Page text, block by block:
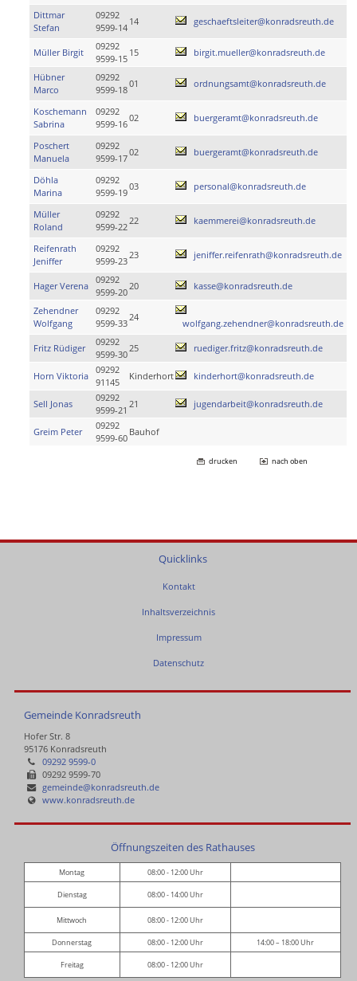
Dittmar
Stefan
09292
9599-14
14 geschaeftsleiter@konradsreuth.de
Müller Birgit
09292
9599-15
15 birgit.mueller@konradsreuth.de
Hübner
Marco
09292
9599-18
01 ordnungsamt@konradsreuth.de
Koschemann
Sabrina
09292
9599-16
02 buergeramt@konradsreuth.de
Poschert
Manuela
09292
9599-17
02 buergeramt@konradsreuth.de
Döhla
Marina
09292
9599-19
03 personal@konradsreuth.de
Müller
Roland
09292
9599-22
22 kaemmerei@konradsreuth.de
Reifenrath
Jeniffer
09292
9599-23
23 jeniffer.reifenrath@konradsreuth.de
Hager Verena
09292
9599-20
20 kasse@konradsreuth.de
Zehendner
Wolfgang
09292
9599-33
24
wolfgang.zehendner@konradsreuth.de
Fritz Rüdiger
09292
9599-30
25 ruediger.fritz@konradsreuth.de
Horn Viktoria
09292
91145
Kinderhort kinderhort@konradsreuth.de
Sell Jonas
09292
9599-21
21 jugendarbeit@konradsreuth.de
Greim Peter
09292
9599-60
Bauhof
drucken nach oben
Quicklinks
Kontakt
Inhaltsverzeichnis
Impressum
Datenschutz
Gemeinde Konradsreuth
Hofer Str. 8
95176 Konradsreuth
09292 9599-0
09292 9599-70
gemeinde@konradsreuth.de
www.konradsreuth.de
Öffnungszeiten des Rathauses
Montag 08:00 - 12:00 Uhr
Dienstag 08:00 - 14:00 Uhr
Mittwoch 08:00 - 12:00 Uhr
Donnerstag 08:00 - 12:00 Uhr 14:00 – 18:00 Uhr
Freitag 08:00 - 12:00 Uhr